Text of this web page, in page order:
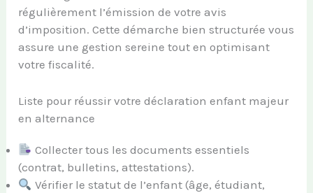
régulièrement l’émission de votre avis
d’imposition. Cette démarche bien structurée vous
assure une gestion sereine tout en optimisant
votre fiscalité.
Liste pour réussir votre déclaration enfant majeur
en alternance
Collecter tous les documents essentiels
(contrat, bulletins, attestations).
Vérifier le statut de l’enfant (âge, étudiant,